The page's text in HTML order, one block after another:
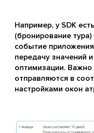
Например, у SDK
(бронирование
событие
передачу значений
оптимизации. Важно
отправляются в
настройками окон